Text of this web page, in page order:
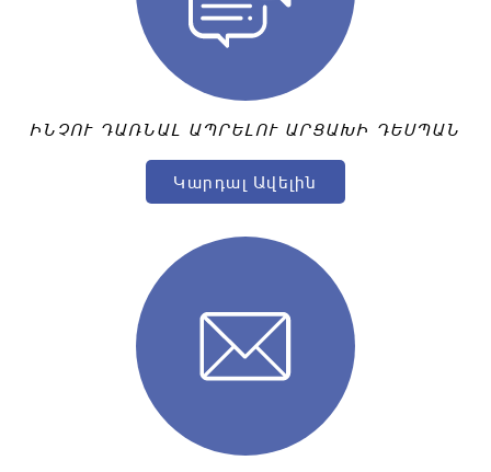
ԻՆՉՈՒ ԴԱՌՆԱԼ ԱՊՐԵԼՈՒ ԱՐՑԱԽԻ ԴԵՍՊԱՆ
Կարդալ Ավելին